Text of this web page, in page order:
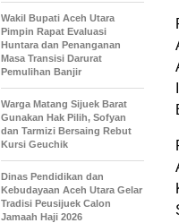
Wakil Bupati Aceh Utara
Pimpin Rapat Evaluasi
Huntara dan Penanganan
Masa Transisi Darurat
Pemulihan Banjir
Warga Matang Sijuek Barat
Gunakan Hak Pilih, Sofyan
dan Tarmizi Bersaing Rebut
Kursi Geuchik
Dinas Pendidikan dan
Kebudayaan Aceh Utara Gelar
Tradisi Peusijuek Calon
Jamaah Haji 2026